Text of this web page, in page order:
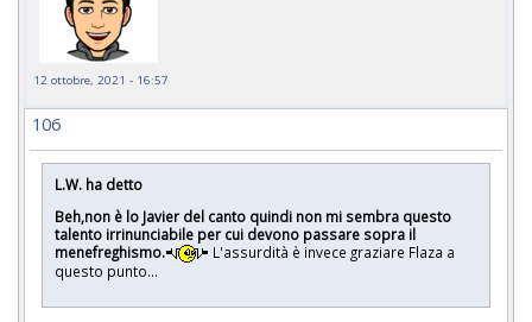
12 ottobre, 2021 - 16:57
106
L.W. ha detto
Beh,non è lo Javier del canto quindi non mi sembra questo
talento irrinunciabile per cui devono passare sopra il
menefreghismo.
L'assurdità è invece graziare Flaza a
questo punto...